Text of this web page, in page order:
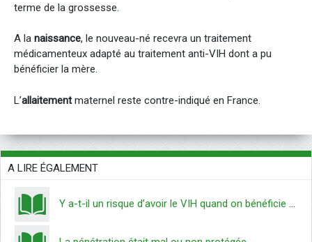
terme de la grossesse.
A la naissance, le nouveau-né recevra un traitement
médicamenteux adapté au traitement anti-VIH dont a pu
bénéficier la mère.
L’allaitementmaternel reste contre-indiqué en France.
A LIRE ÉGALEMENT
Y a-t-il un risque d’avoir le VIH quand on bénéficie d’une transfusion sanguine ?